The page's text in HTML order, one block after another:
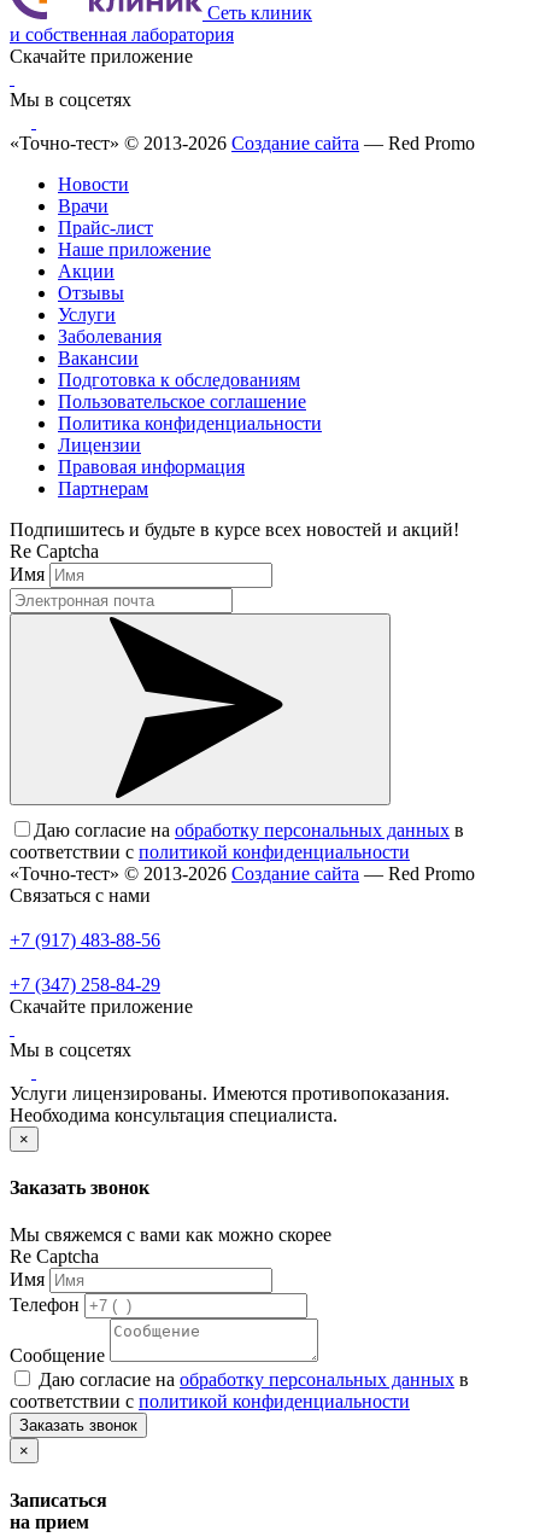
Сеть клиник
и собственная лаборатория
Скачайте приложение
Мы в соцсетях
«Точно-тест» © 2013-2026 Создание сайта — Red Promo
Новости
Врачи
Прайс-лист
Наше приложение
Акции
Отзывы
Услуги
Заболевания
Вакансии
Подготовка к обследованиям
Пользовательское соглашение
Политика конфиденциальности
Лицензии
Правовая информация
Партнерам
Подпишитесь и будьте в курсе всех новостей и акций!
Re Captcha
Имя
Даю согласие на обработку персональных данных в
соответствии с политикой конфиденциальности
«Точно-тест» © 2013-2026 Создание сайта — Red Promo
Связаться с нами
+7 (917) 483-88-56
+7 (347) 258-84-29
Скачайте приложение
Мы в соцсетях
Услуги лицензированы. Имеются противопоказания.
Необходима консультация специалиста.
×
Заказать звонок
Мы свяжемся с вами как можно скорее
Re Captcha
Имя
Телефон
Сообщение
Даю согласие на обработку персональных данных в
соответствии с политикой конфиденциальности
Заказать звонок
×
Записаться
на прием